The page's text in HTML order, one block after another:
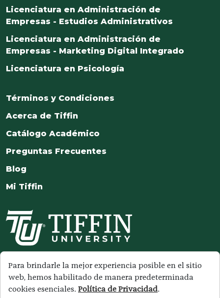
Licenciatura en Administración de
Empresas - Estudios Administrativos
Licenciatura en Administración de
Empresas - Marketing Digital Integrado
Licenciatura en Psicología
Términos y Condiciones
Acerca de Tiffin
Catálogo Académico
Preguntas Frecuentes
Blog
Mi Tiffin
Para brindarle la mejor experiencia posible en el sitio
web, hemos habilitado de manera predeterminada
cookies esenciales. Política de Privacidad.